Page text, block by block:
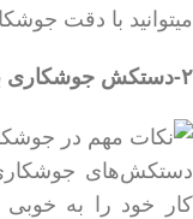
میتوانید با دقت
۲-دستکش جوشکاری با وزن بالا
دستکش‌های جوشکاری
کار خود را به خوبی